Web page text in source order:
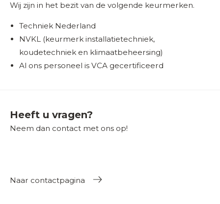
Wij zijn in het bezit van de volgende keurmerken.
Techniek Nederland
NVKL (keurmerk installatietechniek,
koudetechniek en klimaatbeheersing)
Al ons personeel is VCA gecertificeerd
Heeft u vragen?
Neem dan contact met ons op!
Naar contactpagina